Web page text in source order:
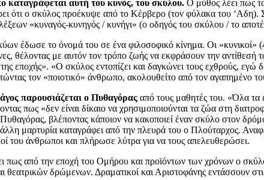
αυτή του κυνός, του σκύλου. Ο μύθος λέει πως
ότι ο σκύλος προέκυψε από το Κέρβερο (τον φύλακα του
«κυναγός-κυνηγός / κυνήγι» (ο οδηγός του σκύλου / το
έδωσε το όνομά του σε ένα φιλοσοφικό κίνημα. Οι
θέλοντας με αυτόν τον τρόπο ζωής να εκφράσουν την
εποχής». «Ο σκύλος εντοπίζει και δαγκώνει τους εχθρούς,
τον «ποιοτικό» άνθρωπο, ακολουθείτο από τον αγαπημένο
παρουσιάζεται ο Πυθαγόρας από τους μαθητές του. «Όλα τα
πως «δεν είναι δίκαιο να χρησιμοποιούνται τα ζώα στη
βλέποντας κάποιον να κακοποιεί έναν σκύλο στον
μαρτυρία καταγράφει από την πλευρά του ο Πλούταρχος.
του άνθρωποι και πλήρωσε λύτρα για να τους απελευθερώσει.
πως από την εποχή του Ομήρου και προϊόντων των χρόνων ο
δρώμενων. Δραματικοί και Αριστοφάνης εντάσσουν